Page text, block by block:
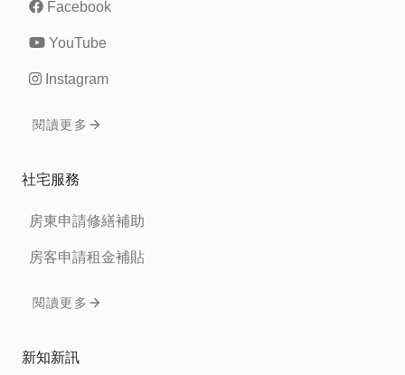
Facebook
YouTube
Instagram
閱讀更多
社宅服務
房東申請修繕補助
房客申請租金補貼
閱讀更多
新知新訊